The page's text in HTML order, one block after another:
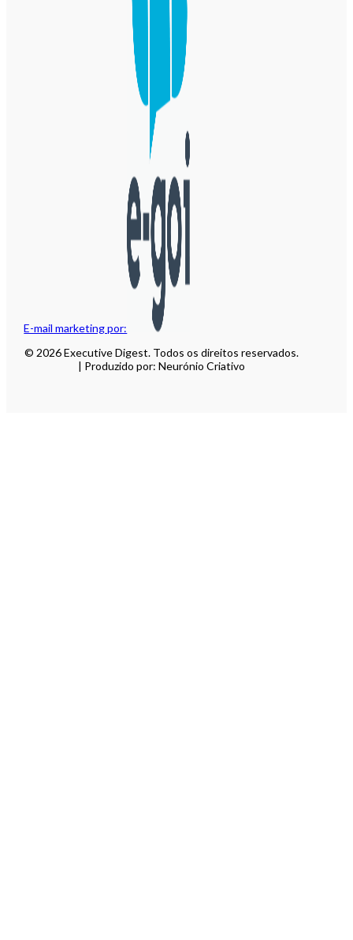
E-mail marketing por:
© 2026 Executive Digest. Todos os direitos reservados.
| Produzido por: Neurónio Criativo